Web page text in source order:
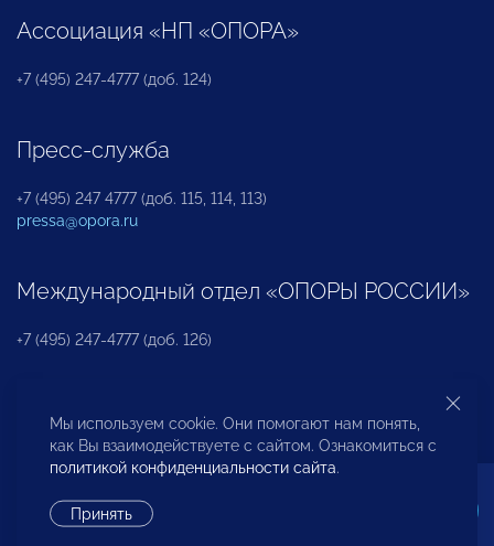
Ассоциация «НП «ОПОРА»
+7 (495) 247-4777 (доб. 124)
Пресс-служба
+7 (495) 247 4777 (доб. 115, 114, 113)
pressa@opora.ru
Международный отдел «ОПОРЫ РОССИИ»
+7 (495) 247-4777 (доб. 126)
Бюро по защите прав предпринимателей и
инвесторов
Мы используем cookie. Они помогают нам понять,
как Вы взаимодействуете с сайтом. Ознакомиться с
политикой конфиденциальности сайта.
Принять